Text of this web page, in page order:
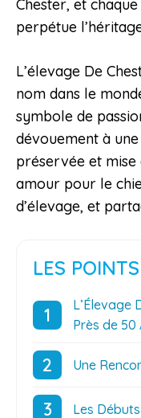
Chester, et
perpétue
L’élevage De
nom dans le
symbole de
dévouement à
préservée et mise
amour pour le
d’élevage, et
LES
L’Élevage
Près de
Une
Les